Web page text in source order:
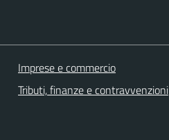
Imprese e commercio
Tributi, finanze e contravvenzioni